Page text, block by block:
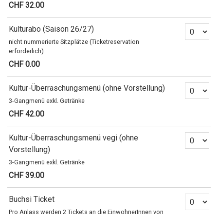
CHF 32.00
Kulturabo (Saison 26/27)
nicht nummerierte Sitzplätze (Ticketreservation
erforderlich)
CHF 0.00
Anzahl
Kultur-Überraschungsmenü (ohne Vorstellung)
3-Gangmenü exkl. Getränke
CHF 42.00
Anzahl
Kultur-Überraschungsmenü vegi (ohne
Vorstellung)
3-Gangmenü exkl. Getränke
CHF 39.00
Anzahl
Buchsi Ticket
Pro Anlass werden 2 Tickets an die EinwohnerInnen von
Anzahl